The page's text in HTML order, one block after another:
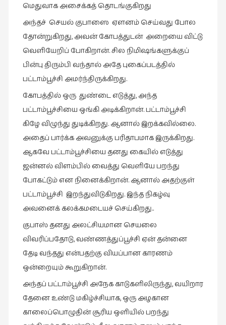
மெதுவாக அசைக்கத் தொடங்குகிறது
அந்தச் செயல் குபாஸை ஏளனம் செய்வது போல
தோன்றுகிறது, அவன் கோபத்துடன் அறையை விட்டு
வெளியேறிப் போகிறான். சில நிமிஷங்களுக்குப்
பின்பு திரும்பி வந்தால் அதே புகைப்படத்தில்
பட்டாம்பூச்சி அமர்ந்திருக்கிறது.
கோபத்தில் ஒரு துண்டை எடுத்து, அந்த
பட்டாம்பூச்சியை ஒங்கி அடிக்கிறான். பட்டாம்பூச்சி
கிழே விழுந்து துடிக்கிறது. ஆனால் இறக்கவில்லை.
அதைப் பார்க்க அவனுக்கு பரிதாபமாக இருக்கிறது.
ஆகவே பட்டாம்பூச்சியை தனது கையில் எடுத்து
ஜன்னல் விளம்பில் வைத்து வெளியே பறந்து
போகட்டும் என நினைக்கிறான். ஆனால் அதற்குள்
பட்டாம்பூச்சி இறந்துவிடுகிறது. இந்த நிகழ்வு
அவனைக் கலக்கமடையச் செய்கிறது..
குபாஸ் தனது அலட்சியமான செயலை
விவரிப்பதோடு, வண்ணத்துப்பூச்சி ஏன் தன்னை
தேடி வந்தது என்பதற்கு வியப்பான காரணம்
ஒன்றையும் கூறுகிறான்.
அந்தப் பட்டாம்பூச்சி அநேக காடுகளிலிருந்து, வயிறார
தேனை உண்டு மகிழ்ச்சியாக, ஒரு அழகான
காலைப்பொழுதின் சூரிய ஒளியில் பறந்து